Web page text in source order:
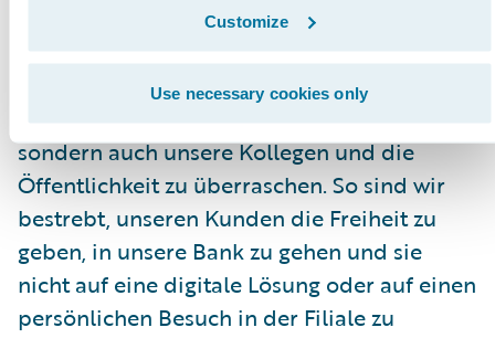
Customize
Use necessary cookies only
Wir sind der Überzeugung, dass sich ein
Miteinander wirklich lohnt. Wir freuen uns
immer, wenn es uns gelingt, mit einer
kleinen Geste nicht nur unsere Kunden,
sondern auch unsere Kollegen und die
Öffentlichkeit zu überraschen. So sind wir
bestrebt, unseren Kunden die Freiheit zu
geben, in unsere Bank zu gehen und sie
nicht auf eine digitale Lösung oder auf einen
persönlichen Besuch in der Filiale zu